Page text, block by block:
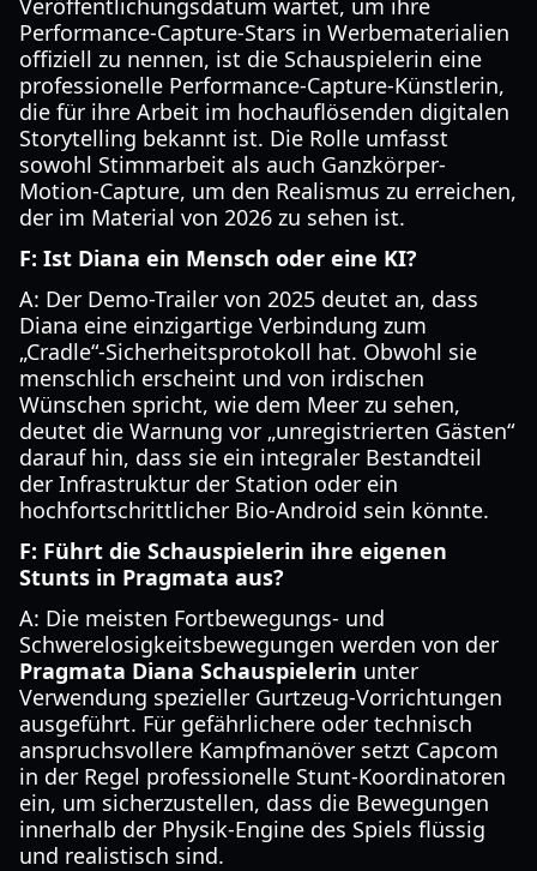
Veröffentlichungsdatum wartet, um ihre
Performance-Capture-Stars in Werbematerialien
offiziell zu nennen, ist die Schauspielerin eine
professionelle Performance-Capture-Künstlerin,
die für ihre Arbeit im hochauflösenden digitalen
Storytelling bekannt ist. Die Rolle umfasst
sowohl Stimmarbeit als auch Ganzkörper-
Motion-Capture, um den Realismus zu erreichen,
der im Material von 2026 zu sehen ist.
F: Ist Diana ein Mensch oder eine KI?
A: Der Demo-Trailer von 2025 deutet an, dass
Diana eine einzigartige Verbindung zum
„Cradle“-Sicherheitsprotokoll hat. Obwohl sie
menschlich erscheint und von irdischen
Wünschen spricht, wie dem Meer zu sehen,
deutet die Warnung vor „unregistrierten Gästen“
darauf hin, dass sie ein integraler Bestandteil
der Infrastruktur der Station oder ein
hochfortschrittlicher Bio-Android sein könnte.
F: Führt die Schauspielerin ihre eigenen
Stunts in Pragmata aus?
A: Die meisten Fortbewegungs- und
Schwerelosigkeitsbewegungen werden von der
Pragmata Diana Schauspielerin unter
Verwendung spezieller Gurtzeug-Vorrichtungen
ausgeführt. Für gefährlichere oder technisch
anspruchsvollere Kampfmanöver setzt Capcom
in der Regel professionelle Stunt-Koordinatoren
ein, um sicherzustellen, dass die Bewegungen
innerhalb der Physik-Engine des Spiels flüssig
und realistisch sind.